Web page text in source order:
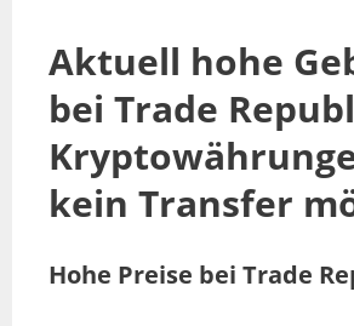
Aktuell hohe
bei Trade
kein Transfer
Hohe Preise bei Trade